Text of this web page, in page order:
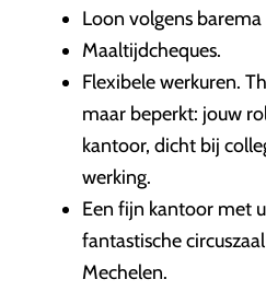
Loon volgens barema
Maaltijdcheques.
Flexibele werkuren.
maar beperkt: jouw
kantoor, dicht bij
werking.
Een fijn kantoor met
fantastische
Mechelen.